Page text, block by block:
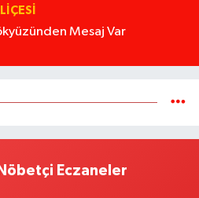
Mesaj Var
Eczaneler